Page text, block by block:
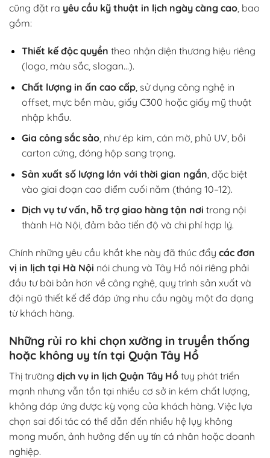
cũng đặt ra yêu cầu kỹ thuật in lịch ngày càng cao, bao
gồm:
Thiết kế độc quyền theo nhận diện thương hiệu riêng
(logo, màu sắc, slogan…).
Chất lượng in ấn cao cấp, sử dụng công nghệ in
offset, mực bền màu, giấy C300 hoặc giấy mỹ thuật
nhập khẩu.
Gia công sắc sảo, như ép kim, cán mờ, phủ UV, bồi
carton cứng, đóng hộp sang trọng.
Sản xuất số lượng lớn với thời gian ngắn , đặc biệt
vào giai đoạn cao điểm cuối năm (tháng 10–12).
Dịch vụ tư vấn, hỗ trợ giao hàng tận nơi trong nội
thành Hà Nội, đảm bảo tiến độ và chi phí hợp lý.
Chính những yêu cầu khắt khe này đã thúc đẩy các đơn
vị in lịch tại Hà Nội nói chung và Tây Hồ nói riêng phải
đầu tư bài bản hơn về công nghệ, quy trình sản xuất và
đội ngũ thiết kế để đáp ứng nhu cầu ngày một đa dạng
từ khách hàng.
Những rủi ro khi chọn xưởng in truyền thống
hoặc không uy tín tại Quận Tây Hồ
Thị trường dịch vụ in lịch Quận Tây Hồ tuy phát triển
mạnh nhưng vẫn tồn tại nhiều cơ sở in kém chất lượng,
không đáp ứng được kỳ vọng của khách hàng. Việc lựa
chọn sai đối tác có thể dẫn đến nhiều hệ lụy không
mong muốn, ảnh hưởng đến uy tín cá nhân hoặc doanh
nghiệp.